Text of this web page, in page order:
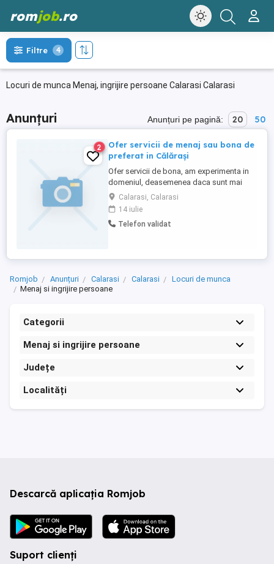
romjob.ro
Locuri de munca Menaj, ingrijire persoane Calarasi Calarasi
Filtre 4
Anunțuri Anunțuri pe pagină: 20 50
2
Ofer servicii de menaj sau bona de
preferat in Călărași
Ofer servicii de bona, am experimenta in
domeniul, deasemenea daca sunt mai
mari pot ajuta și cu temele și disciplina și
tot ce este nevoie.
Calarasi, Calarasi
14 iulie
Telefon validat
Romjob Anunțuri Calarasi Calarasi
Locuri de munca
Menaj si ingrijire persoane
Categorii
Menaj si ingrijire persoane
Județe
Localități
Descarcă aplicația Romjob
Suport clienți